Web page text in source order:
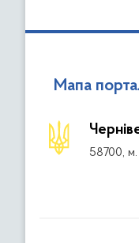
Мапа
58700, м.